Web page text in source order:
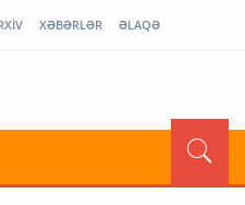
XƏBƏRLƏR ƏLAQƏ